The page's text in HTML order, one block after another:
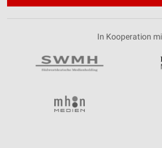
In Kooperation